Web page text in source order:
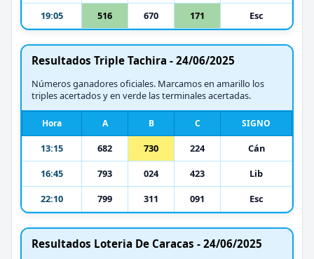
19:05
516 670 171 Esc
Resultados Triple Tachira - 24/06/2025
Números ganadores oficiales. Marcamos en amarillo los
triples acertados y en verde las terminales acertadas.
Hora A B C SIGNO
13:15 682 730 224
Cán
16:45
793 024 423
Lib
22:10
799 311 091 Esc
Resultados Loteria De Caracas - 24/06/2025